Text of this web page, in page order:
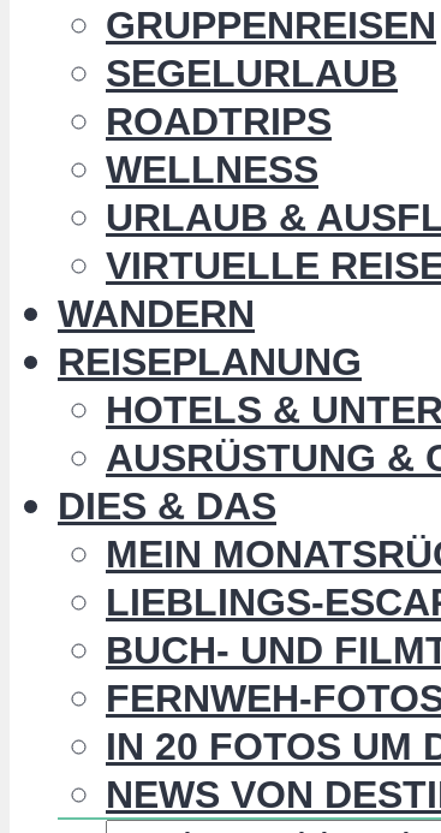
GRUPPENREISEN
SEGELURLAUB
ROADTRIPS
WELLNESS
URLAUB &
VIRTUELLE
WANDERN
REISEPLANUNG
HOTELS &
AUSRÜSTUNG &
DIES & DAS
MEIN
LIEBLINGS-
BUCH- UND
FERNWEH-
IN 20 FOTOS UM
NEWS VON